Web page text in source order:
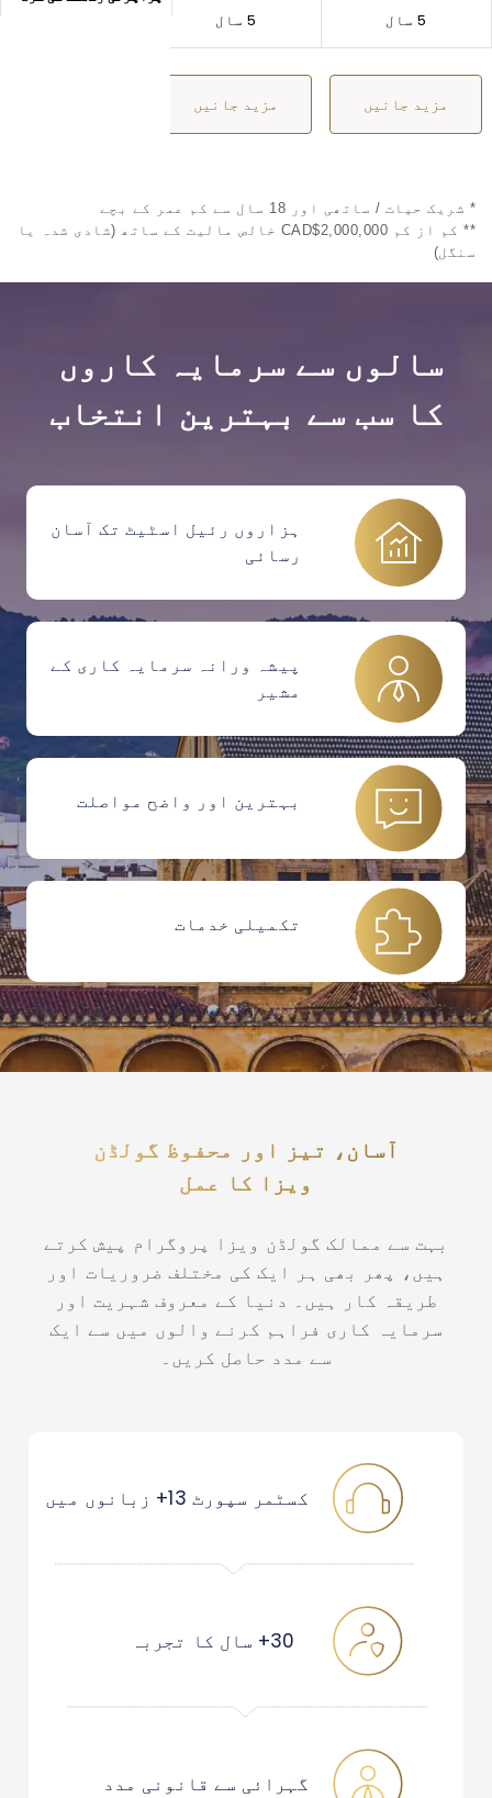
5 سال 5 سال
مزید جانیں مزید جانیں
* شریک حیات / ساتھی اور 18 سال سے کم عمر کے بچے
** کم از کم CAD$2,000,000 خالص مالیت کے ساتھ (شادی شدہ یا
سنگل)
سالوں سے سرمایہ کاروں
کا سب سے بہترین انتخاب
ہزاروں رئیل اسٹیٹ تک آسان
رسائی
پیشہ ورانہ سرمایہ کاری کے
مشیر
بہترین اور واضح مواصلت
تکمیلی خدمات
آسان، تیز اور محفوظ گولڈن
ویزا کا عمل
بہت سے ممالک گولڈن ویزا پروگرام پیش کرتے
ہیں، پھر بھی ہر ایک کی مختلف ضروریات اور
طریقہ کار ہیں۔ دنیا کے معروف شہریت اور
سرمایہ کاری فراہم کرنے والوں میں سے ایک
سے مدد حاصل کریں۔
کسٹمر سپورٹ 13+ زبانوں میں
30+ سال کا تجربہ
گہرائی سے قانونی مدد